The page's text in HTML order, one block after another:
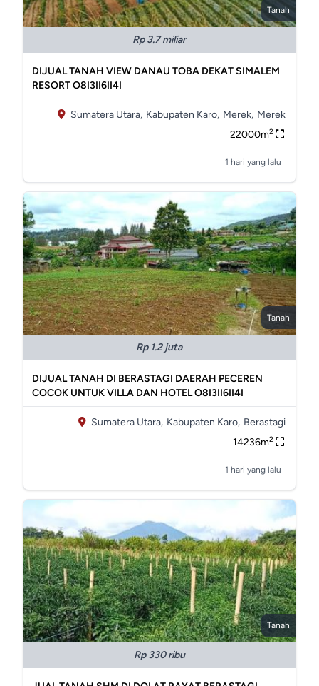
Tanah
Rp 3.7 miliar
DIJUAL TANAH VIEW DANAU TOBA DEKAT SIMALEM
RESORT O8I3II6II4I
Sumatera Utara, Kabupaten Karo, Merek, Merek
22000m2
1 hari yang lalu
Tanah
Rp 1.2 juta
DIJUAL TANAH DI BERASTAGI DAERAH PECEREN
COCOK UNTUK VILLA DAN HOTEL O8I3II6II4I
Sumatera Utara, Kabupaten Karo, Berastagi
14236m2
1 hari yang lalu
Tanah
Rp 330 ribu